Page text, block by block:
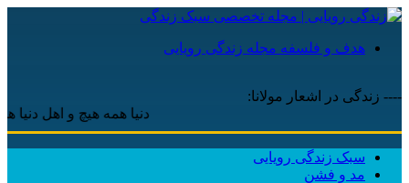
هدف و فلسفه مجله زندگی رویایی
---- زندگی در اشعار مولانا:
دنیا همه هیچ و اهل دنیا همه
سبک زندگی رویایی
مد و فشن